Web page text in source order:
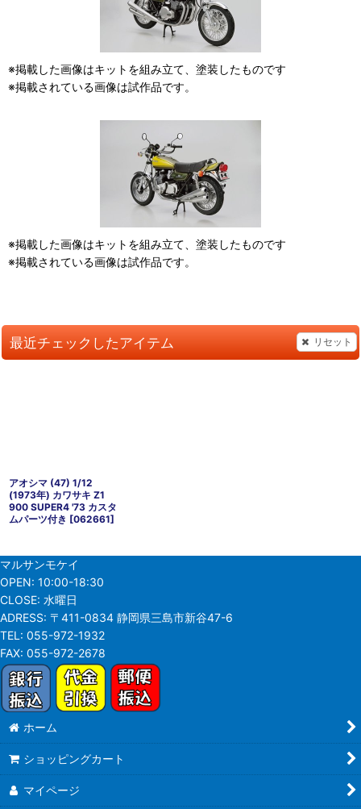
※掲載した画像はキットを組み立て、塗装したものです
※掲載されている画像は試作品です。
※掲載した画像はキットを組み立て、塗装したものです
※掲載されている画像は試作品です。
最近チェックしたアイテム リセット
アオシマ (47) 1/12
(1973年) カワサキ Z1
900 SUPER4 '73 カスタ
ムパーツ付き [062661]
マルサンモケイ
OPEN: 10:00-18:30
CLOSE: 水曜日
ADRESS: 〒411-0834 静岡県三島市新谷47-6
TEL: 055-972-1932
FAX: 055-972-2678
ホーム
ショッピングカート
マイページ